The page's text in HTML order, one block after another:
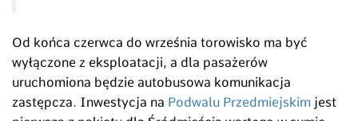
Od końca czerwca do września torowisko ma być
wyłączone z eksploatacji, a dla pasażerów
uruchomiona będzie autobusowa komunikacja
zastępcza. Inwestycja na Podwalu Przedmiejskim jest